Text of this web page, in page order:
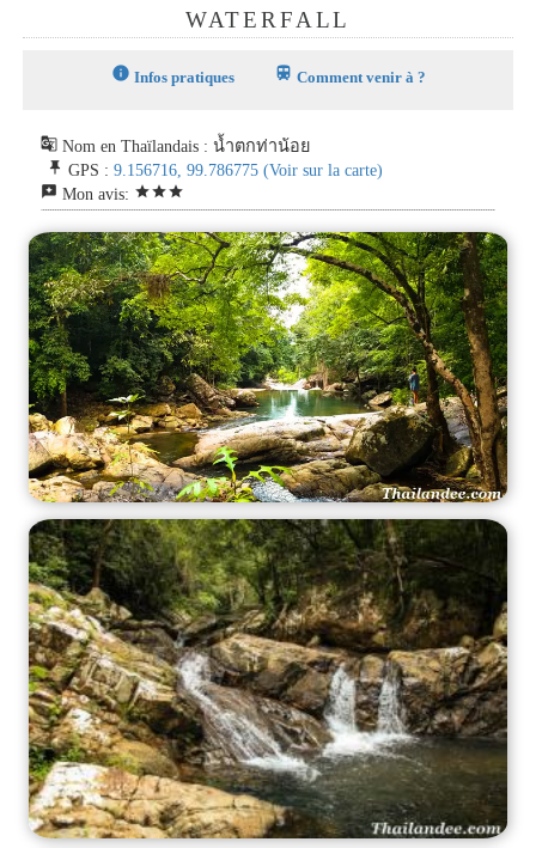
WATERFALL
info Infos pratiques train Comment venir à ?
g_translate Nom en Thaïlandais : น้ำตกท่าน้อย
push_pin GPS : 9.156716, 99.786775 (Voir sur la carte)
reviews Mon avis: starstarstar